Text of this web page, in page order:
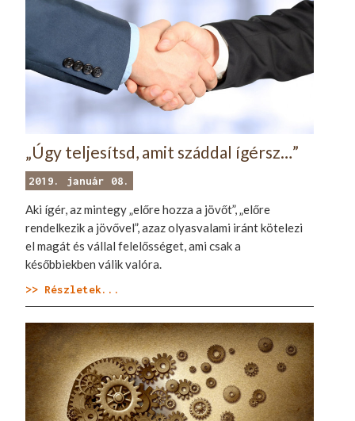
„Úgy teljesítsd, amit száddal ígérsz…”
2019. január 08.
Aki ígér, az mintegy „előre hozza a jövőt”, „előre
rendelkezik a jövővel”, azaz olyasvalami iránt kötelezi
el magát és vállal felelősséget, ami csak a
későbbiekben válik valóra.
>> Részletek...